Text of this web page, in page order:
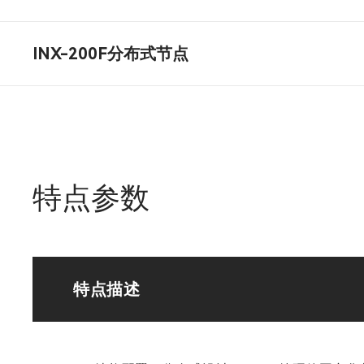
INX-200F分布式节点
特点参数
特点描述